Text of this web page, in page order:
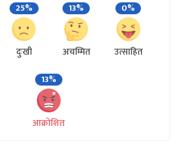
25%
दुःखी
13%
अचम्मित
0%
उत्साहित
13%
आक्रोशित